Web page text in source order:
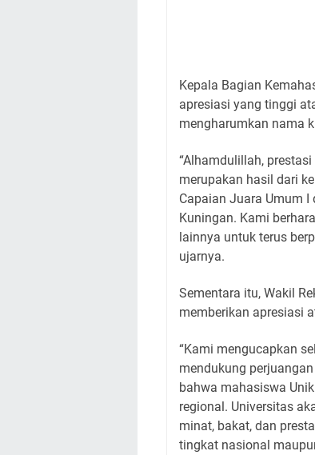
Kepala Bagian
apresiasi yang tinggi
mengharumkan nama
“Alhamdulillah,
merupakan hasil dari
Capaian Juara Umum
Kuningan. Kami
lainnya untuk terus
ujarnya.
Sementara itu, Wakil
memberikan apresiasi
“Kami mengucapkan
mendukung
bahwa mahasiswa
regional. Universitas
minat, bakat, dan
tingkat nasional